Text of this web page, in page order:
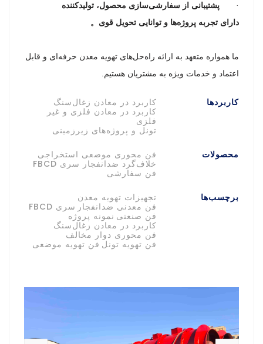
·
پشتیبانی از سفارشی‌سازی محصول، تولیدکننده
دارای تجربه پروژه‌ها و توانایی تحویل قوی 。
ما همواره متعهد به ارائه راه‌حل‌های تهویه معدن حرفه‌ای و قابل
اعتماد و خدمات ویژه به مشتریان هستیم.
کاربردها
کاربرد در معادن زغال‌سنگ
کاربرد در معادن فلزی و غیر
فلزی
تونل و پروژه‌های زیرزمینی
محصولات
فن محوری موضعی استخراجی
خلاف‌گرد ضدانفجار سری FBCD
فن سفارشی
برچسب‌ها
تجهیزات تهویه معدن
فن معدنی ضدانفجار سری FBCD
فن صنعتی نمونه پروژه
کاربرد در معادن زغال‌سنگ
فن محوری دوار مخالف
فن تهویه تونل فن تهویه موضعی